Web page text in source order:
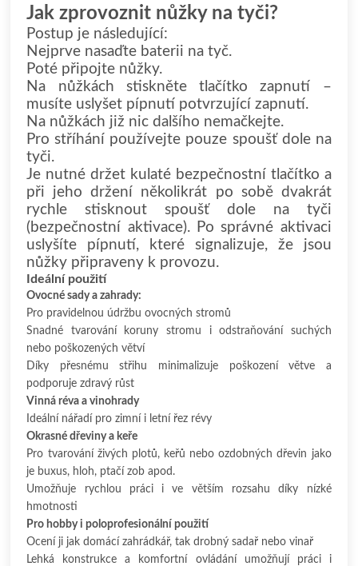
Jak zprovoznit nůžky na tyči?
Postup je následující:
Nejprve nasaďte baterii na tyč.
Poté připojte nůžky.
Na nůžkách stiskněte tlačítko zapnutí –
musíte uslyšet pípnutí potvrzující zapnutí.
Na nůžkách již nic dalšího nemačkejte.
Pro stříhání používejte pouze spoušť dole na
tyči.
Je nutné držet kulaté bezpečnostní tlačítko a
při jeho držení několikrát po sobě dvakrát
rychle stisknout spoušť dole na tyči
(bezpečnostní aktivace). Po správné aktivaci
uslyšíte pípnutí, které signalizuje, že jsou
nůžky připraveny k provozu.
Ideální použití
Ovocné sady a zahrady:
Pro pravidelnou údržbu ovocných stromů
Snadné tvarování koruny stromu i odstraňování suchých
nebo poškozených větví
Díky přesnému střihu minimalizuje poškození větve a
podporuje zdravý růst
Vinná réva a vinohrady
Ideální nářadí pro zimní i letní řez révy
Okrasné dřeviny a keře
Pro tvarování živých plotů, keřů nebo ozdobných dřevin jako
je buxus, hloh, ptačí zob apod.
Umožňuje rychlou práci i ve větším rozsahu díky nízké
hmotnosti
Pro hobby i poloprofesionální použití
Ocení ji jak domácí zahrádkář, tak drobný sadař nebo vinař
Lehká konstrukce a komfortní ovládání umožňují práci i